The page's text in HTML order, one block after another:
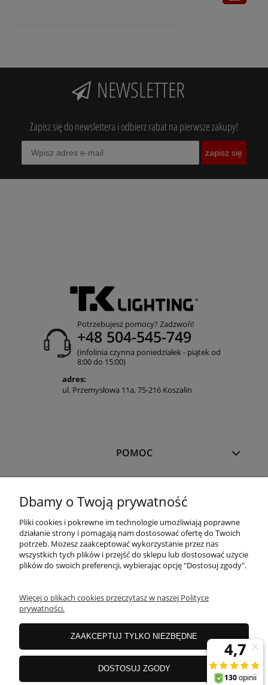
NEWSLETTER
Zapisz się do newslettera i odbierz rabat na pierwsze zakupy!
zapisz się
Potrzebujesz pomocy? Zadzwoń!
+48 504-545-749
(infolinia czynna poniedziałek - piątek od
8:00 do 15:00)
adres:
ul. Przemysłowa 11a, 75-216 Koszalin
POMOC
PŁATNOŚCI I DOSTAWA
OFERTA
| ul. Przemysłowa 11a, Koszalin 75-216, woj.
zachodniopomorskie | NIP: 6690500343 REGON: 008201011 | E-mail:
Dbamy o Twoją prywatność
Pliki cookies i pokrewne im technologie umożliwiają poprawne
działanie strony i pomagają nam dostosować ofertę do Twoich
potrzeb. Możesz zaakceptować wykorzystanie przez nas
wszystkich tych plików i przejść do sklepu lub dostosować użycie
plików do swoich preferencji, wybierając opcję "Dostosuj zgody".
Więcej o plikach cookies przeczytasz w naszej Polityce
prywatności.
ZAAKCEPTUJ TYLKO NIEZBĘDNE
DOSTOSUJ ZGODY